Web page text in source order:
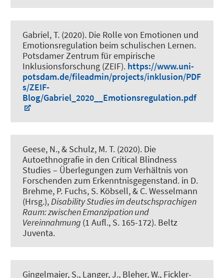
Gabriel, T. (2020). Die Rolle von Emotionen und
Emotionsregulation beim schulischen Lernen.
Potsdamer Zentrum für empirische
Inklusionsforschung (ZEIF). https://www.uni-
potsdam.de/fileadmin/projects/inklusion/PDF
s/ZEIF-
Blog/Gabriel_2020__Emotionsregulation.pdf
Geese, N., & Schulz, M. T. (2020). Die
Autoethnografie in den Critical Blindness
Studies – Überlegungen zum Verhältnis von
Forschenden zum Erkenntnisgegenstand. in D.
Brehme, P. Fuchs, S. Köbsell, & C. Wesselmann
(Hrsg.),Disability Studies im deutschsprachigen
Raum: zwischen Emanzipation und
Vereinnahmung (1 Aufl., S. 165-172). Beltz
Juventa.
Gingelmaier, S., Langer, J., Bleher, W., Fickler-